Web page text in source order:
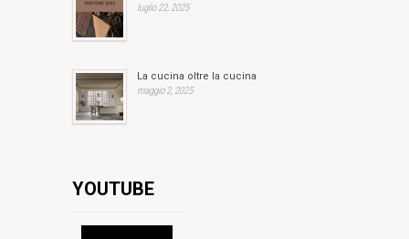
luglio 22, 2025
La cucina oltre la cucina
maggio 2, 2025
YOUTUBE